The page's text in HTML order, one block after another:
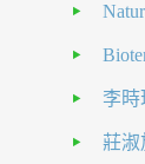
李時
莊淑